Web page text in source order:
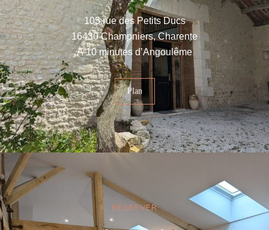
105 rue des Petits Ducs
16430 Champniers, Charente
À 10 minutes d’Angoulême
Plan
RÉSERVER